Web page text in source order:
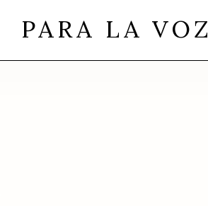
PARA LA VOZ